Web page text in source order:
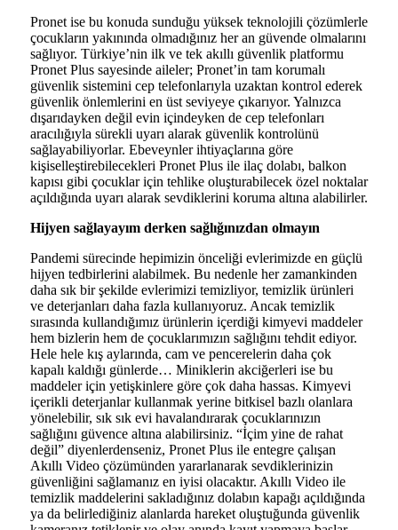
Pronet ise bu konuda sunduğu yüksek teknolojili çözümlerle
çocukların yakınında olmadığınız her an güvende olmalarını
sağlıyor. Türkiye’nin ilk ve tek akıllı güvenlik platformu
Pronet Plus sayesinde aileler; Pronet’in tam korumalı
güvenlik sistemini cep telefonlarıyla uzaktan kontrol ederek
güvenlik önlemlerini en üst seviyeye çıkarıyor. Yalnızca
dışarıdayken değil evin içindeyken de cep telefonları
aracılığıyla sürekli uyarı alarak güvenlik kontrolünü
sağlayabiliyorlar. Ebeveynler ihtiyaçlarına göre
kişiselleştirebilecekleri Pronet Plus ile ilaç dolabı, balkon
kapısı gibi çocuklar için tehlike oluşturabilecek özel noktalar
açıldığında uyarı alarak sevdiklerini koruma altına alabilirler.
Hijyen sağlayayım derken sağlığınızdan olmayın
Pandemi sürecinde hepimizin önceliği evlerimizde en güçlü
hijyen tedbirlerini alabilmek. Bu nedenle her zamankinden
daha sık bir şekilde evlerimizi temizliyor, temizlik ürünleri
ve deterjanları daha fazla kullanıyoruz. Ancak temizlik
sırasında kullandığımız ürünlerin içerdiği kimyevi maddeler
hem bizlerin hem de çocuklarımızın sağlığını tehdit ediyor.
Hele hele kış aylarında, cam ve pencerelerin daha çok
kapalı kaldığı günlerde… Miniklerin akciğerleri ise bu
maddeler için yetişkinlere göre çok daha hassas. Kimyevi
içerikli deterjanlar kullanmak yerine bitkisel bazlı olanlara
yönelebilir, sık sık evi havalandırarak çocuklarınızın
sağlığını güvence altına alabilirsiniz. “İçim yine de rahat
değil” diyenlerdenseniz, Pronet Plus ile entegre çalışan
Akıllı Video çözümünden yararlanarak sevdiklerinizin
güvenliğini sağlamanız en iyisi olacaktır. Akıllı Video ile
temizlik maddelerini sakladığınız dolabın kapağı açıldığında
ya da belirlediğiniz alanlarda hareket oluştuğunda güvenlik